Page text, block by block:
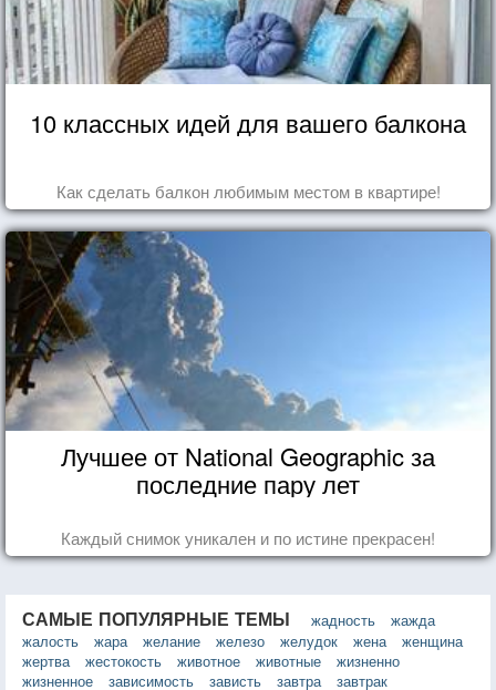
10 классных идей для вашего балкона
Как сделать балкон любимым местом в квартире!
Лучшее от National Geographic за
последние пару лет
Каждый снимок уникален и по истине прекрасен!
САМЫЕ ПОПУЛЯРНЫЕ ТЕМЫ жадность
жажда
жалость
жара желание железо желудок жена
женщина
жертва
жестокость животное животные
жизненно
жизненное
зависимость зависть завтра
завтрак